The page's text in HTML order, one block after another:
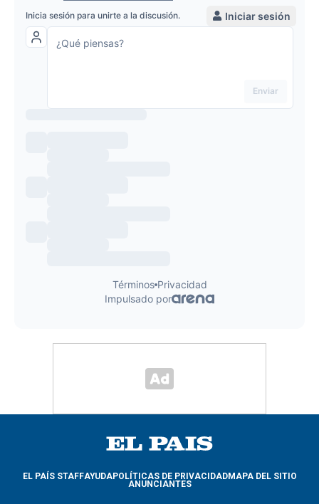
EL PAÍS STAFFAYUDAPOLÍTICAS DE PRIVACIDADMAPA DEL SITIO
ANUNCIANTES